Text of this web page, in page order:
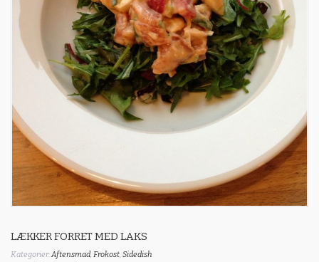
LÆKKER FORRET MED LAKS
Kategorier:Aftensmad, Frokost, Sidedish